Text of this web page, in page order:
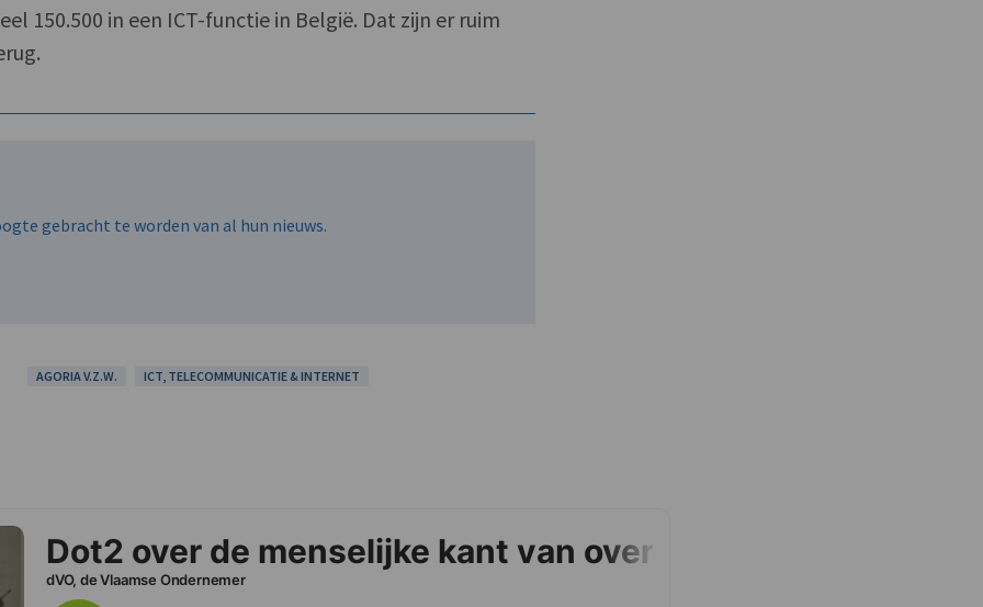
150.500 in een ICT-functie in België. Dat zijn er ruim
gebracht te worden van al hun nieuws.
AGORIA V.Z.W. ICT, TELECOMMUNICATIE & INTERNET